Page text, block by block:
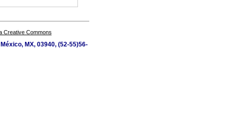
Creative Commons
MX, 03940, (52-55)56-